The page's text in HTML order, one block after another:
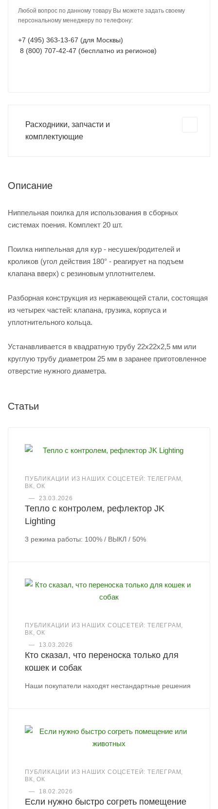
Любой вопрос по данному товару Вы можете задать своему
персональному менеджеру по телефону:
+7 (495) 363-13-67 (для Москвы)
8 (800) 707-42-47 (бесплатно из регионов)
Расходники, запчасти и
комплектующие
Описание
Ниппельная поилка для использования в сборных
системах поения. Комплект 20 шт.
Поилка ниппельная для кур - несушек/родителей и
кроликов (угол действия 180° - реагирует на подъем
клапана вверх) с резиновым уплотнителем.
Разборная конструкция из нержавеющей стали, состоящая
из четырех частей: клапана, грузика, корпуса и
уплотнительного кольца.
Устанавливается в квадратную трубу 22х22х2,5 мм или
круглую трубу диаметром 25 мм в заранее приготовленное
отверстие нужного диаметра.
Статьи
ПУБЛИКАЦИИ ИЗ НАШИХ СОЦСЕТЕЙ: ТЕЛЕГРАМ,
ВК, ОК
—
23.03.2026
Тепло с контролем, рефлектор JK
Lighting
3 режима работы: 100% / ВЫКЛ / 50%
ПУБЛИКАЦИИ ИЗ НАШИХ СОЦСЕТЕЙ: ТЕЛЕГРАМ,
ВК, ОК
—
13.03.2026
Кто сказал, что переноска только для
кошек и собак
Наши покупатели находят нестандартные решения
ПУБЛИКАЦИИ ИЗ НАШИХ СОЦСЕТЕЙ: ТЕЛЕГРАМ,
ВК, ОК
—
18.02.2026
Если нужно быстро согреть помещение